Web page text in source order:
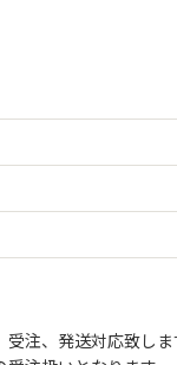
注、発送対応致しま